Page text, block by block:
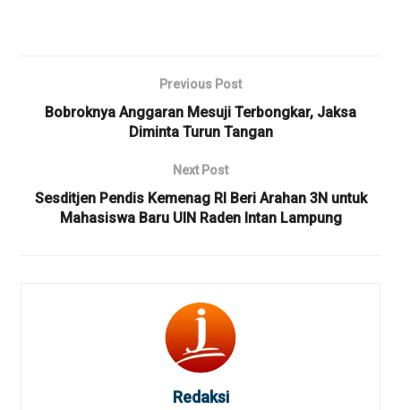
Previous Post
Bobroknya Anggaran Mesuji Terbongkar, Jaksa
Diminta Turun Tangan
Next Post
Sesditjen Pendis Kemenag RI Beri Arahan 3N untuk
Mahasiswa Baru UIN Raden Intan Lampung
Redaksi